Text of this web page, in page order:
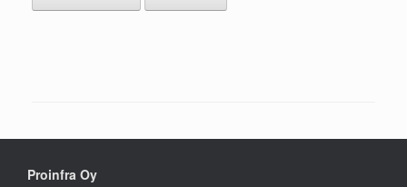
Proinfra Oy